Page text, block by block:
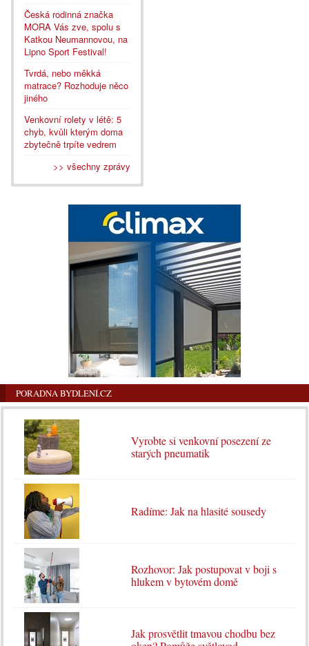
Česká rodinná značka
MORA Vás zve, spolu s
Katkou Neumannovou, na
Lipno Sport Festival!
Tvrdá, nebo měkká
matrace? Rozhoduje něco
jiného
Venkovní rolety v létě: 5
chyb, kvůli kterým doma
zbytečně trpíte vedrem
>> všechny zprávy
PORADNA BYDLENÍ.CZ
Vyrobte si venkovní posezení ze
starých pneumatik
Radíme: Jak na hlasité sousedy
Rozhovor: Jak postupovat v boji s
hlukem v bytovém domě
Jak prosvětlit tmavou chodbu bez